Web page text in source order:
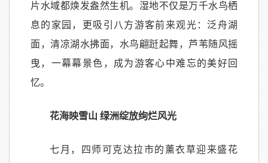
片水域都焕发盎然生机。湿地不仅是万千水鸟栖
息的家园，更吸引八方游客前来观光：泛舟湖
面，清凉湖水拂面，水鸟翩跹起舞，芦苇随风摇
曳，一幕幕景色，成为游客心中难忘的美好回
忆。
花海映雪山 绿洲绽放绚烂风光
七月，四师可克达拉市的薰衣草迎来盛花